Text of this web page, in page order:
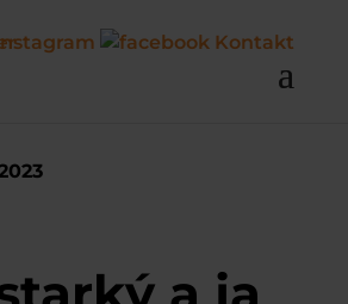
Kontakt